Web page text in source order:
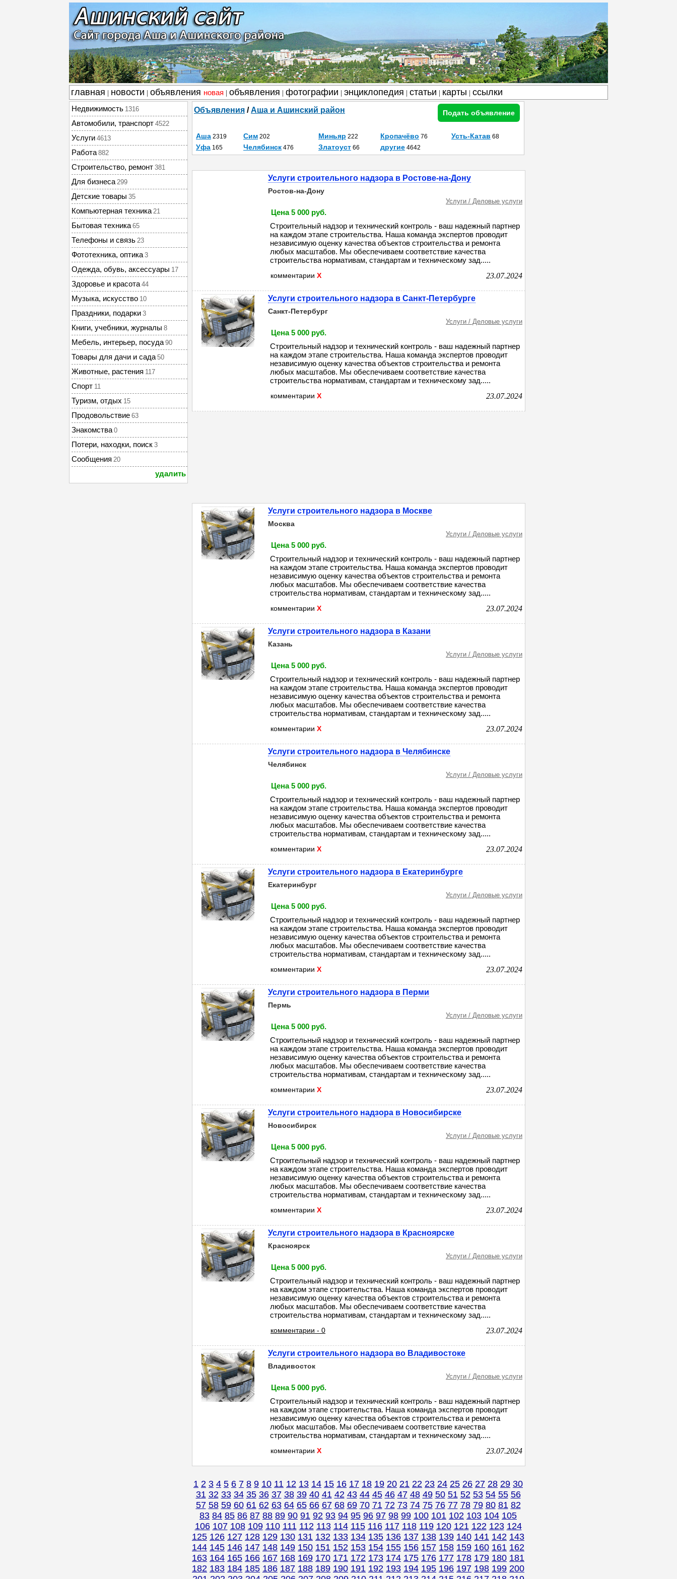
главная новости объявления новая объявления фотографии энциклопедия статьи карты ссылки
Недвижимость 1316
Автомобили, транспорт 4522
Услуги 4613
Работа 882
Строительство, ремонт 381
Для бизнеса 299
Детские товары 35
Компьютерная техника 21
Бытовая техника 65
Телефоны и связь 23
Фототехника, оптика 3
Одежда, обувь, аксессуары 17
Здоровье и красота 44
Музыка, искусство 10
Праздники, подарки 3
Книги, учебники, журналы 8
Мебель, интерьер, посуда 90
Товары для дачи и сада 50
Животные, растения 117
Спорт 11
Туризм, отдых 15
Продовольствие 63
Знакомства 0
Потери, находки, поиск 3
Сообщения 20
удалить
Объявления /Аша и Ашинский район Подать объявление
Аша 2319 Сим 202 Миньяр 222 Кропачёво 76 Усть-Катав 68
Уфа 165 Челябинск 476 Златоуст 66 другие 4642
Услуги строительного надзора в Ростове-на-Дону
Ростов-на-Дону
Услуги / Деловые услуги
Цена 5 000 руб.
Строительный надзор и технический контроль - ваш надежный партнер
на каждом этапе строительства. Наша команда экспертов проводит
независимую оценку качества объектов строительства и ремонта
любых масштабов. Мы обеспечиваем соответствие качества
строительства нормативам, стандартам и техническому зад.....
комментарии X 23.07.2024
Услуги строительного надзора в Санкт-Петербурге
Санкт-Петербург
Услуги / Деловые услуги
Цена 5 000 руб.
Строительный надзор и технический контроль - ваш надежный партнер
на каждом этапе строительства. Наша команда экспертов проводит
независимую оценку качества объектов строительства и ремонта
любых масштабов. Мы обеспечиваем соответствие качества
строительства нормативам, стандартам и техническому зад.....
комментарии X 23.07.2024
Услуги строительного надзора в Москве
Москва
Услуги / Деловые услуги
Цена 5 000 руб.
Строительный надзор и технический контроль - ваш надежный партнер
на каждом этапе строительства. Наша команда экспертов проводит
независимую оценку качества объектов строительства и ремонта
любых масштабов. Мы обеспечиваем соответствие качества
строительства нормативам, стандартам и техническому зад.....
комментарии X 23.07.2024
Услуги строительного надзора в Казани
Казань
Услуги / Деловые услуги
Цена 5 000 руб.
Строительный надзор и технический контроль - ваш надежный партнер
на каждом этапе строительства. Наша команда экспертов проводит
независимую оценку качества объектов строительства и ремонта
любых масштабов. Мы обеспечиваем соответствие качества
строительства нормативам, стандартам и техническому зад.....
комментарии X 23.07.2024
Услуги строительного надзора в Челябинске
Челябинск
Услуги / Деловые услуги
Цена 5 000 руб.
Строительный надзор и технический контроль - ваш надежный партнер
на каждом этапе строительства. Наша команда экспертов проводит
независимую оценку качества объектов строительства и ремонта
любых масштабов. Мы обеспечиваем соответствие качества
строительства нормативам, стандартам и техническому зад.....
комментарии X 23.07.2024
Услуги строительного надзора в Екатеринбурге
Екатеринбург
Услуги / Деловые услуги
Цена 5 000 руб.
Строительный надзор и технический контроль - ваш надежный партнер
на каждом этапе строительства. Наша команда экспертов проводит
независимую оценку качества объектов строительства и ремонта
любых масштабов. Мы обеспечиваем соответствие качества
строительства нормативам, стандартам и техническому зад.....
комментарии X 23.07.2024
Услуги строительного надзора в Перми
Пермь
Услуги / Деловые услуги
Цена 5 000 руб.
Строительный надзор и технический контроль - ваш надежный партнер
на каждом этапе строительства. Наша команда экспертов проводит
независимую оценку качества объектов строительства и ремонта
любых масштабов. Мы обеспечиваем соответствие качества
строительства нормативам, стандартам и техническому зад.....
комментарии X 23.07.2024
Услуги строительного надзора в Новосибирске
Новосибирск
Услуги / Деловые услуги
Цена 5 000 руб.
Строительный надзор и технический контроль - ваш надежный партнер
на каждом этапе строительства. Наша команда экспертов проводит
независимую оценку качества объектов строительства и ремонта
любых масштабов. Мы обеспечиваем соответствие качества
строительства нормативам, стандартам и техническому зад.....
комментарии X 23.07.2024
Услуги строительного надзора в Красноярске
Красноярск
Услуги / Деловые услуги
Цена 5 000 руб.
Строительный надзор и технический контроль - ваш надежный партнер
на каждом этапе строительства. Наша команда экспертов проводит
независимую оценку качества объектов строительства и ремонта
любых масштабов. Мы обеспечиваем соответствие качества
строительства нормативам, стандартам и техническому зад.....
комментарии - 0 23.07.2024
Услуги строительного надзора во Владивостоке
Владивосток
Услуги / Деловые услуги
Цена 5 000 руб.
Строительный надзор и технический контроль - ваш надежный партнер
на каждом этапе строительства. Наша команда экспертов проводит
независимую оценку качества объектов строительства и ремонта
любых масштабов. Мы обеспечиваем соответствие качества
строительства нормативам, стандартам и техническому зад.....
комментарии X 23.07.2024
1 2 3 4 5 6 7 8 9 10 11 12 13 14 15 16 17 18 19 20 21 22 23 24 25 26 27 28 29 30
31 32 33 34 35 36 37 38 39 40 41 42 43 44 45 46 47 48 49 50 51 52 53 54 55 56
57 58 59 60 61 62 63 64 65 66 67 68 69 70 71 72 73 74 75 76 77 78 79 80 81 82
83 84 85 86 87 88 89 90 91 92 93 94 95 96 97 98 99 100 101 102 103 104 105
106 107 108 109 110 111 112 113 114 115 116 117 118 119 120 121 122 123 124
125 126 127 128 129 130 131 132 133 134 135 136 137 138 139 140 141 142 143
144 145 146 147 148 149 150 151 152 153 154 155 156 157 158 159 160 161 162
163 164 165 166 167 168 169 170 171 172 173 174 175 176 177 178 179 180 181
182 183 184 185 186 187 188 189 190 191 192 193 194 195 196 197 198 199 200